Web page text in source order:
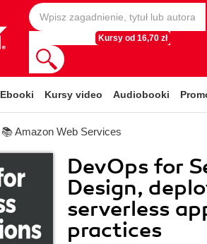
Kursy od 16,70 zł
Ebooki Kursy video Audiobooki
📚 Amazon Web Services
DevOps for
Design,
serverless
practices